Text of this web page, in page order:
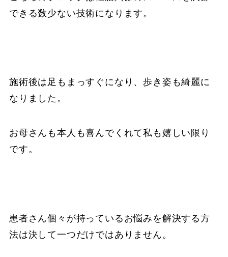
できる数少ない技術になります。
施術後は足もまっすぐになり、歩き姿も綺麗に
なりました。
お母さんも本人も喜んでくれて私も嬉しい限り
です。
患者さん個々が持っているお悩みを解決する方
法は決して一つだけではありません。